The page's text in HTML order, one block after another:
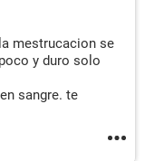
mestrucacion se
y duro solo
sangre. te